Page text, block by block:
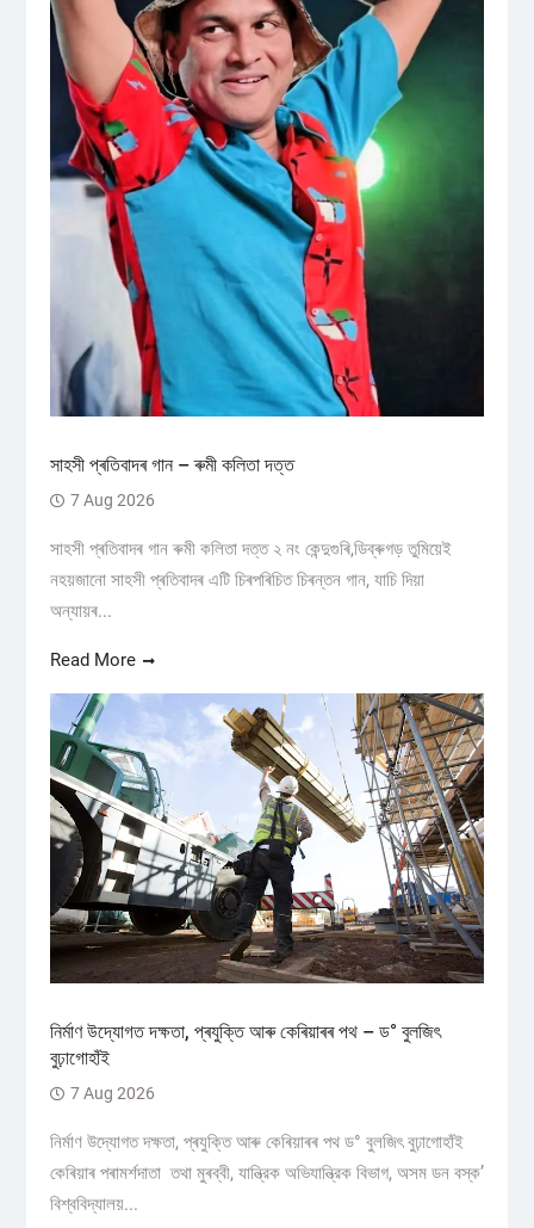
সাহসী প্ৰতিবাদৰ গান – ৰুমী কলিতা দত্ত
7 Aug 2026
সাহসী প্ৰতিবাদৰ গান ৰুমী কলিতা দত্ত ২ নং কেন্দুগুৰি,ডিব্ৰুগড় তুমিয়েই
নহয়জানো সাহসী প্ৰতিবাদৰ এটি চিৰপৰিচিত চিৰন্তন গান, যাচি দিয়া
অন্যায়ৰ...
Read More
নিৰ্মাণ উদ্যোগত দক্ষতা, প্ৰযুক্তি আৰু কেৰিয়াৰৰ পথ – ড° বুলজিৎ
বুঢ়াগোহাঁই
7 Aug 2026
নিৰ্মাণ উদ্যোগত দক্ষতা, প্ৰযুক্তি আৰু কেৰিয়াৰৰ পথ ড° বুলজিৎ বুঢ়াগোহাঁই
কেৰিয়াৰ পৰামৰ্শদাতা তথা মুৰব্বী, যান্ত্রিক অভিযান্ত্রিক বিভাগ, অসম ডন বস্ক’
বিশ্ববিদ্যালয়...